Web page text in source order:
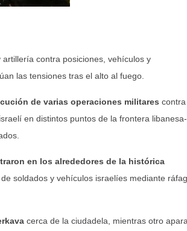
contra posiciones, vehículos y
las tensiones tras el alto al fuego.
de varias operaciones militares contra
en distintos puntos de la frontera libanesa-
en los alrededores de la histórica
soldados y vehículos israelíes mediante
cerca de la ciudadela, mientras otro